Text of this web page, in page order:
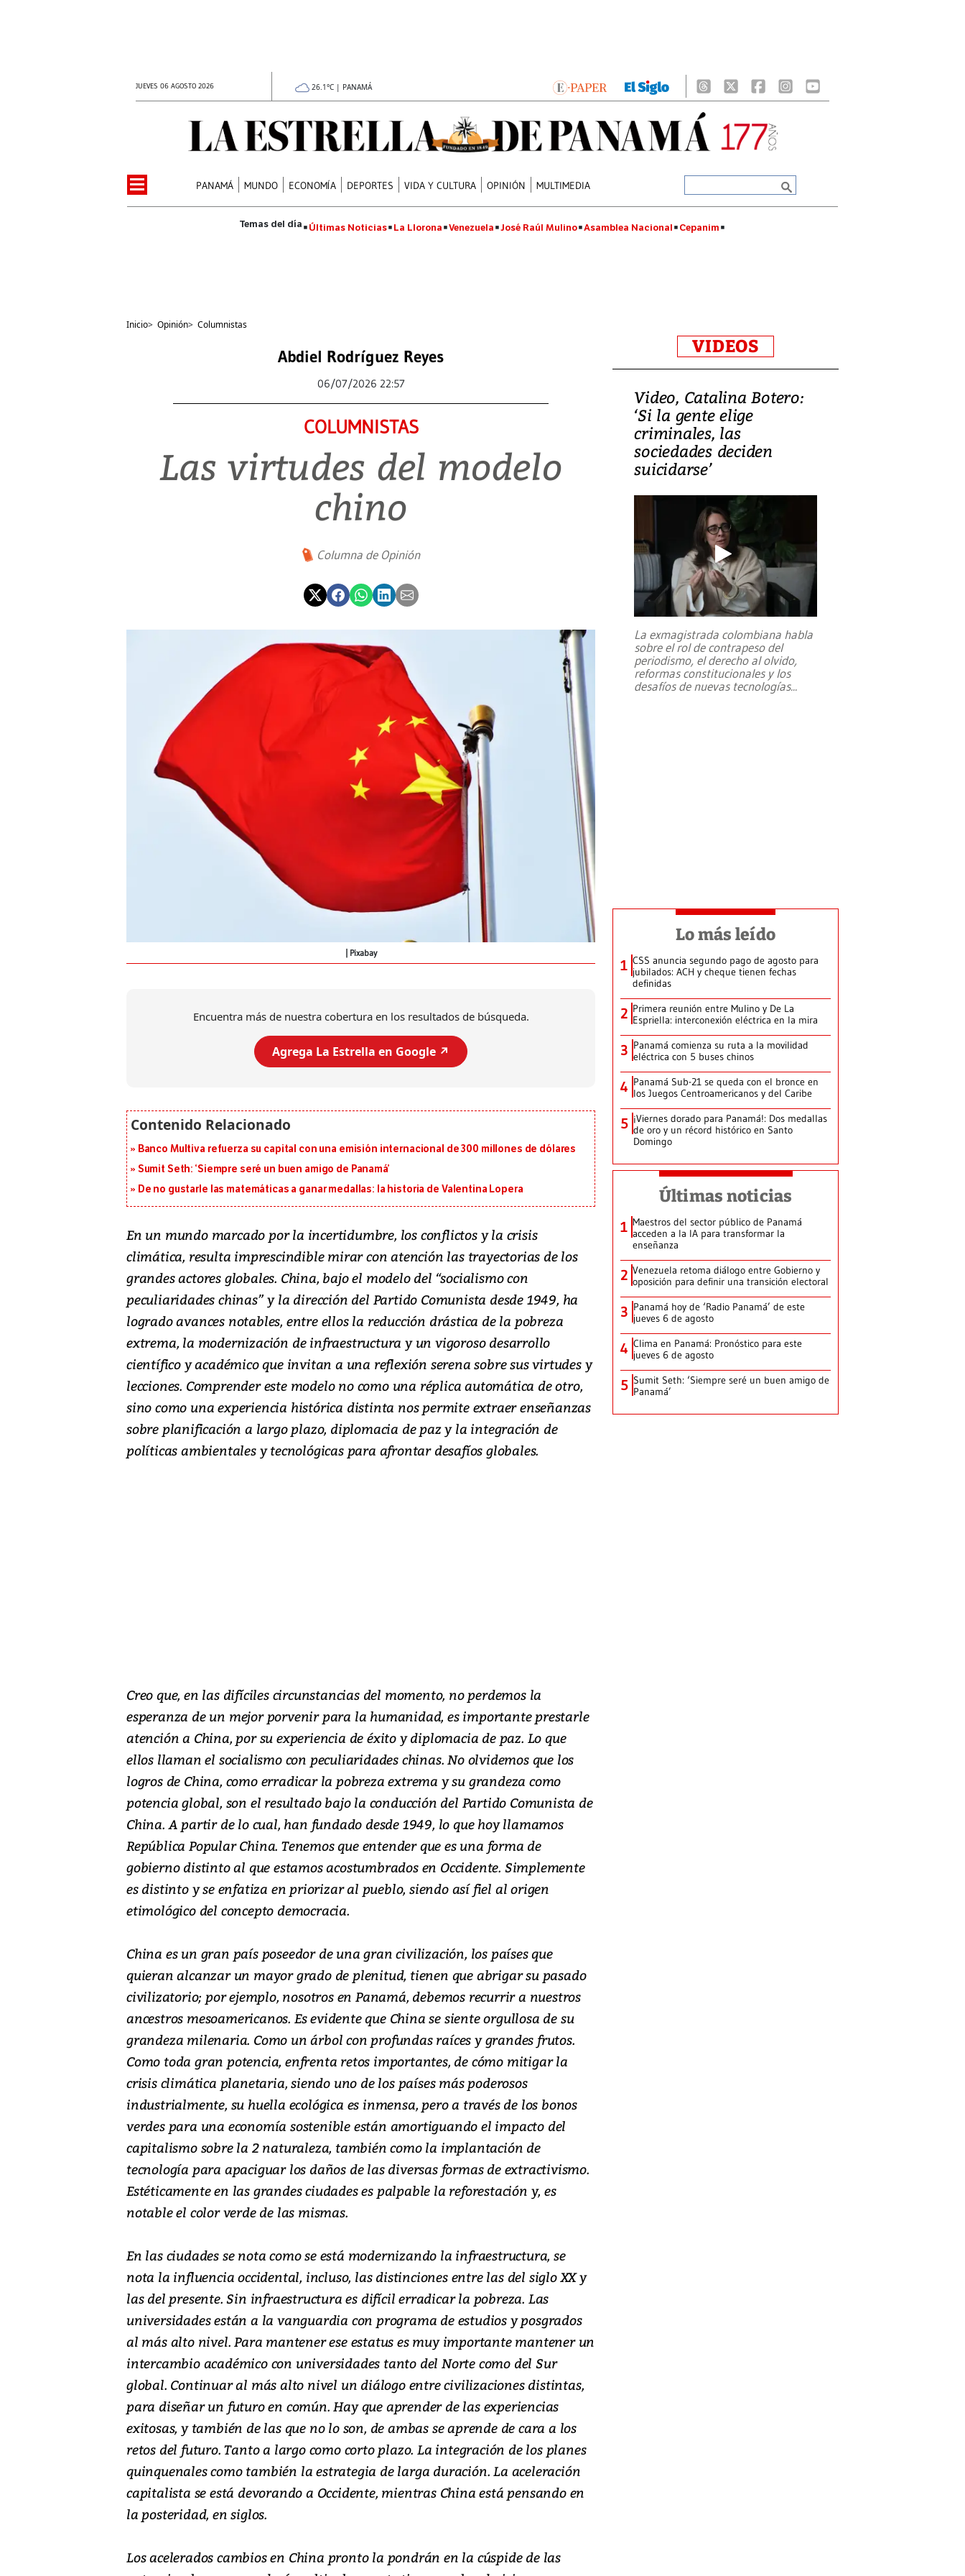
JUEVES 06 AGOSTO 2026 26.1°C | PANAMÁ
PANAMÁ MUNDO ECONOMÍA DEPORTES VIDA Y CULTURA OPINIÓN MULTIMEDIA
Últimas Noticias La Llorona Venezuela José Raúl Mulino Asamblea Nacional Cepanim
Inicio> Opinión> Columnistas
Abdiel Rodríguez Reyes
06/07/2026 22:57
COLUMNISTAS
Las virtudes del modelo
chino
Columna de Opinión
Pixabay
Encuentra más de nuestra cobertura en los resultados de búsqueda.
Agrega La Estrella en Google ↗️
Banco Multiva refuerza su capital con una emisión internacional de 300 millones de dólares
Sumit Seth: ‘Siempre seré un buen amigo de Panamá’
De no gustarle las matemáticas a ganar medallas: la historia de Valentina Lopera
En un mundo marcado por la incertidumbre, los conflictos y la crisis
climática, resulta imprescindible mirar con atención las trayectorias de los
grandes actores globales. China, bajo el modelo del “socialismo con
peculiaridades chinas” y la dirección del Partido Comunista desde 1949, ha
logrado avances notables, entre ellos la reducción drástica de la pobreza
extrema, la modernización de infraestructura y un vigoroso desarrollo
científico y académico que invitan a una reflexión serena sobre sus virtudes y
lecciones. Comprender este modelo no como una réplica automática de otro,
sino como una experiencia histórica distinta nos permite extraer enseñanzas
sobre planificación a largo plazo, diplomacia de paz y la integración de
políticas ambientales y tecnológicas para afrontar desafíos globales.
Creo que, en las difíciles circunstancias del momento, no perdemos la
esperanza de un mejor porvenir para la humanidad, es importante prestarle
atención a China, por su experiencia de éxito y diplomacia de paz. Lo que
ellos llaman el socialismo con peculiaridades chinas. No olvidemos que los
logros de China, como erradicar la pobreza extrema y su grandeza como
potencia global, son el resultado bajo la conducción del Partido Comunista de
China. A partir de lo cual, han fundado desde 1949, lo que hoy llamamos
República Popular China. Tenemos que entender que es una forma de
gobierno distinto al que estamos acostumbrados en Occidente. Simplemente
es distinto y se enfatiza en priorizar al pueblo, siendo así fiel al origen
etimológico del concepto democracia.
China es un gran país poseedor de una gran civilización, los países que
quieran alcanzar un mayor grado de plenitud, tienen que abrigar su pasado
civilizatorio; por ejemplo, nosotros en Panamá, debemos recurrir a nuestros
ancestros mesoamericanos. Es evidente que China se siente orgullosa de su
grandeza milenaria. Como un árbol con profundas raíces y grandes frutos.
Como toda gran potencia, enfrenta retos importantes, de cómo mitigar la
crisis climática planetaria, siendo uno de los países más poderosos
industrialmente, su huella ecológica es inmensa, pero a través de los bonos
verdes para una economía sostenible están amortiguando el impacto del
capitalismo sobre la 2 naturaleza, también como la implantación de
tecnología para apaciguar los daños de las diversas formas de extractivismo.
Estéticamente en las grandes ciudades es palpable la reforestación y, es
notable el color verde de las mismas.
En las ciudades se nota como se está modernizando la infraestructura, se
nota la influencia occidental, incluso, las distinciones entre las del siglo XX y
las del presente. Sin infraestructura es difícil erradicar la pobreza. Las
universidades están a la vanguardia con programa de estudios y posgrados
al más alto nivel. Para mantener ese estatus es muy importante mantener un
intercambio académico con universidades tanto del Norte como del Sur
global. Continuar al más alto nivel un diálogo entre civilizaciones distintas,
para diseñar un futuro en común. Hay que aprender de las experiencias
exitosas, y también de las que no lo son, de ambas se aprende de cara a los
retos del futuro. Tanto a largo como corto plazo. La integración de los planes
quinquenales como también la estrategia de larga duración. La aceleración
capitalista se está devorando a Occidente, mientras China está pensando en
la posteridad, en siglos.
Los acelerados cambios en China pronto la pondrán en la cúspide de las
VIDEOS
Video, Catalina Botero:
‘Si la gente elige
criminales, las
sociedades deciden
suicidarse’
La exmagistrada colombiana habla
sobre el rol de contrapeso del
periodismo, el derecho al olvido,
reformas constitucionales y los
desafíos de nuevas tecnologías...
Lo más leído
1 CSS anuncia segundo pago de agosto para
jubilados: ACH y cheque tienen fechas
definidas
2 Primera reunión entre Mulino y De La
Espriella: interconexión eléctrica en la mira
3 Panamá comienza su ruta a la movilidad
eléctrica con 5 buses chinos
4 Panamá Sub-21 se queda con el bronce en
los Juegos Centroamericanos y del Caribe
5 ¡Viernes dorado para Panamá!: Dos medallas
de oro y un récord histórico en Santo
Domingo
Últimas noticias
1 Maestros del sector público de Panamá
acceden a la IA para transformar la
enseñanza
2 Venezuela retoma diálogo entre Gobierno y
oposición para definir una transición electoral
3 Panamá hoy de ‘Radio Panamá’ de este
jueves 6 de agosto
4 Clima en Panamá: Pronóstico para este
jueves 6 de agosto
5 Sumit Seth: ‘Siempre seré un buen amigo de
Panamá’